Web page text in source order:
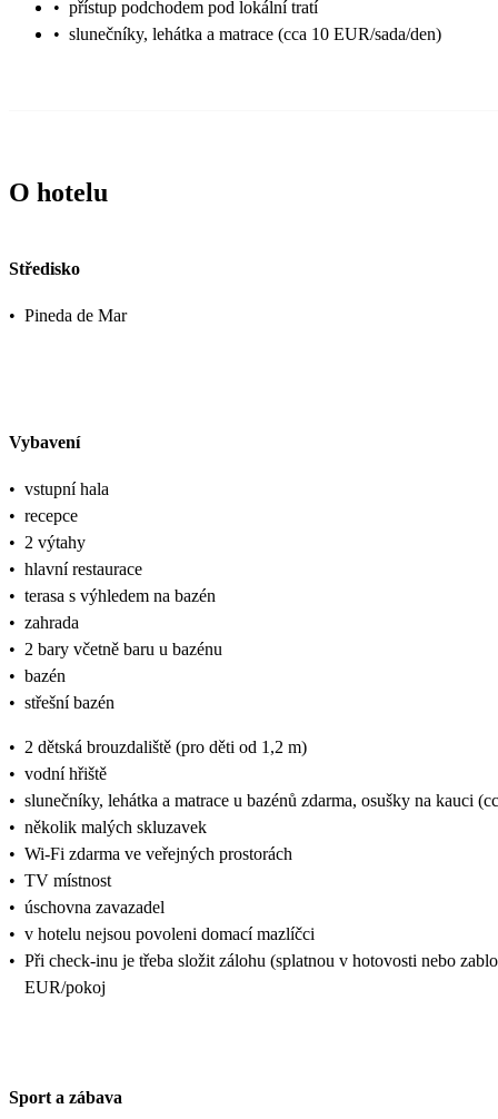
• přístup podchodem pod lokální tratí
• slunečníky, lehátka a matrace (cca 10 EUR/sada/den)
O hotelu
Středisko
• Pineda de Mar
Vybavení
• vstupní hala
• recepce
• 2 výtahy
• hlavní restaurace
• terasa s výhledem na bazén
• zahrada
• 2 bary včetně baru u bazénu
• bazén
• střešní bazén
• 2 dětská brouzdaliště (pro děti od 1,2 m)
• vodní hřiště
• slunečníky, lehátka a matrace u bazénů zdarma, osušky na kauci
• několik malých skluzavek
• Wi-Fi zdarma ve veřejných prostorách
• TV místnost
• úschovna zavazadel
• v hotelu nejsou povoleni domací mazlíčci
• Při check-inu je třeba složit zálohu (splatnou v hotovosti nebo
EUR/pokoj
Sport a zábava